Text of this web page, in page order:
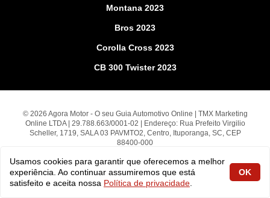
Montana 2023
Bros 2023
Corolla Cross 2023
CB 300 Twister 2023
© 2026 Agora Motor - O seu Guia Automotivo Online | TMX Marketing
Online LTDA | 29.788.663/0001-02 | Endereço: Rua Prefeito Virgilio
Scheller, 1719, SALA 03 PAVMTO2, Centro, Ituporanga, SC, CEP
88400-000
site. Todos os direitos reservados.
fabiolobo
Usamos cookies para garantir que oferecemos a melhor
experiência. Ao continuar assumiremos que está
satisfeito e aceita nossa Política de privacidade
OK